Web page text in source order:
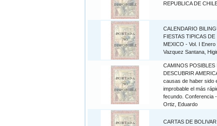
REPUBLICA DE
CALENDARIO
FIESTAS TIPICAS DE
MEXICO - Vol. I Enero
Vazquez Santana,
CAMINOS POSIBLES
DESCUBRIR
causas de haber sido
improbable el más
fecundo. Conferencia
Ortiz, Eduardo
CARTAS DE